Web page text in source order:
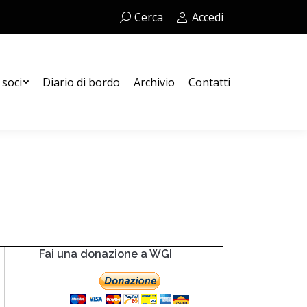
Cerca:Cerca Accedi
Diario di bordo Archivio Contatti
Fai una donazione a WGI
Contatti